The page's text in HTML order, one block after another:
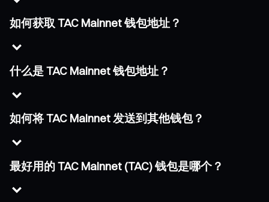
如何获取 TAC Mainnet 钱包地址？
什么是 TAC Mainnet 钱包地址？
如何将 TAC Mainnet 发送到其他钱包？
最好用的 TAC Mainnet (TAC) 钱包是哪个？